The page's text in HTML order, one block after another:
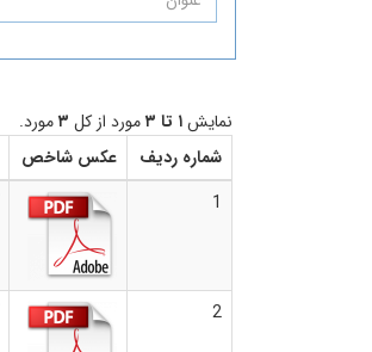
نمایش۱ تا ۳ مورد از کل ۳مورد.
شماره ردیف
عکس شاخص
1
2